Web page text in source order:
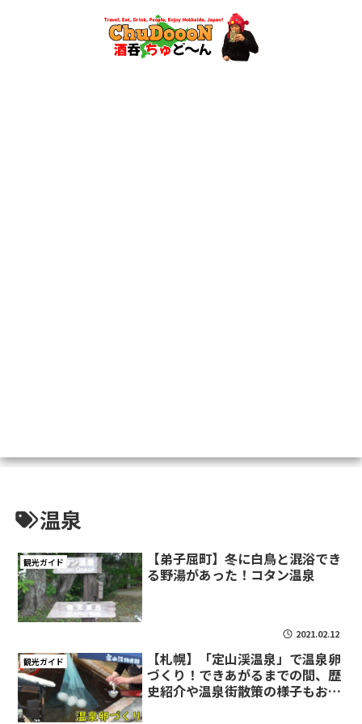
温泉
観光ガイド
【弟子屈町】冬に白鳥と混浴でき
る野湯があった！コタン温泉
2021.02.12
観光ガイド
【札幌】「定山渓温泉」で温泉卵
づくり！できあがるまでの間、歴
史紹介や温泉街散策の様子もお届